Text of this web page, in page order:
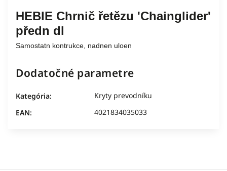
HEBIE Chrnič řetězu 'Chainglider'
předn dl
Samostatn kontrukce, nadnen uloen
Dodatočné parametre
Kategória:
Kryty prevodníku
EAN: 4021834035033